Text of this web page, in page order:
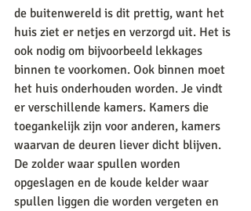
de buitenwereld is dit prettig, want het
huis ziet er netjes en verzorgd uit. Het is
ook nodig om bijvoorbeeld lekkages
binnen te voorkomen. Ook binnen moet
het huis onderhouden worden. Je vindt
er verschillende kamers. Kamers die
toegankelijk zijn voor anderen, kamers
waarvan de deuren liever dicht blijven.
De zolder waar spullen worden
opgeslagen en de koude kelder waar
spullen liggen die worden vergeten en